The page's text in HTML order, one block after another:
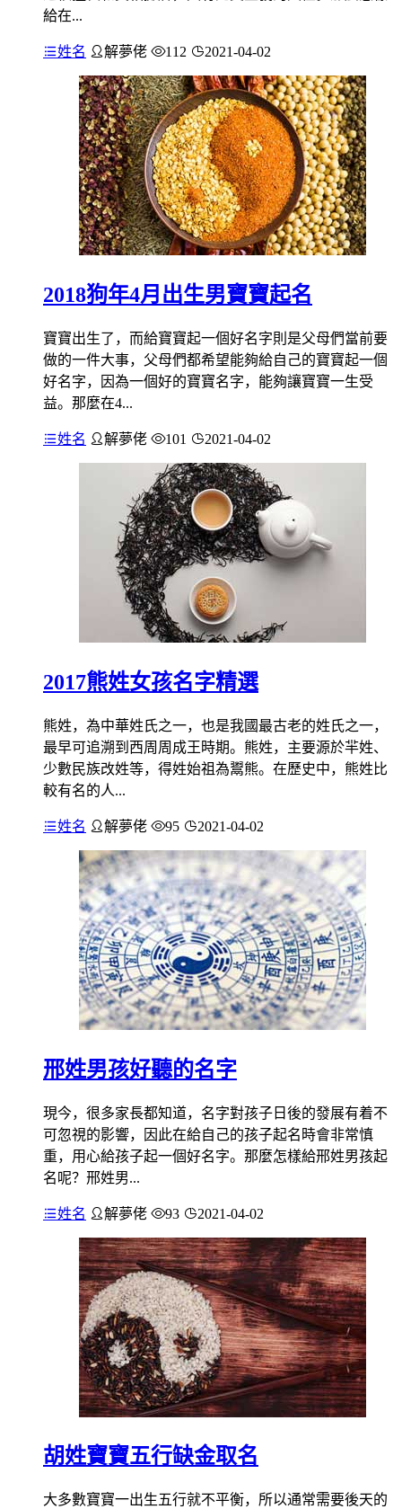
給在...
姓名 解夢佬 112 2021-04-02
2018狗年4月出生男寶寶起名
寶寶出生了，而給寶寶起一個好名字則是父母們當前要
做的一件大事，父母們都希望能夠給自己的寶寶起一個
好名字，因為一個好的寶寶名字，能夠讓寶寶一生受
益。那麼在4...
姓名 解夢佬 101 2021-04-02
2017熊姓女孩名字精選
熊姓，為中華姓氏之一，也是我國最古老的姓氏之一，
最早可追溯到西周周成王時期。熊姓，主要源於羋姓、
少數民族改姓等，得姓始祖為鬻熊。在歷史中，熊姓比
較有名的人...
姓名 解夢佬 95 2021-04-02
邢姓男孩好聽的名字
現今，很多家長都知道，名字對孩子日後的發展有着不
可忽視的影響，因此在給自己的孩子起名時會非常慎
重，用心給孩子起一個好名字。那麼怎樣給邢姓男孩起
名呢？邢姓男...
姓名 解夢佬 93 2021-04-02
胡姓寶寶五行缺金取名
大多數寶寶一出生五行就不平衡，所以通常需要後天的